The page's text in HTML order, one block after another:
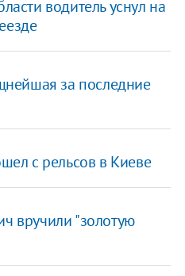
водитель уснул на
за последние
с рельсов в Киеве
вручили "золотую